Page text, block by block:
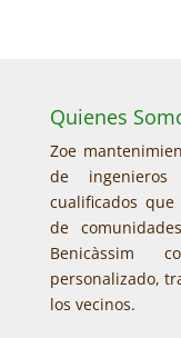
Quienes
Zoe
de
cualificados
de
Benicàssim
personalizado,
los vecinos.